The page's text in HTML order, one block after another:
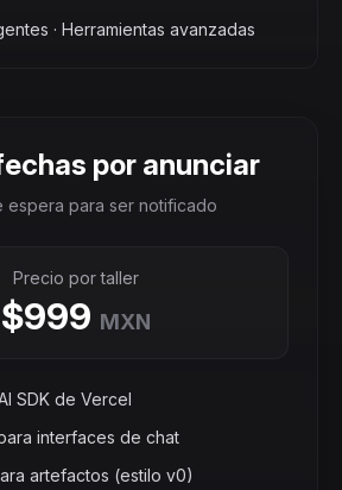
· Herramientas avanzadas
por anunciar
espera para ser notificado
Precio por taller
$999 MXN
SDK de Vercel
interfaces de chat
artefactos (estilo v0)